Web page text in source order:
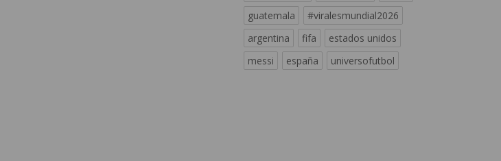
guatemala
#viralesmundial2026
argentina
fifa
estados unidos
messi
españa universofutbol